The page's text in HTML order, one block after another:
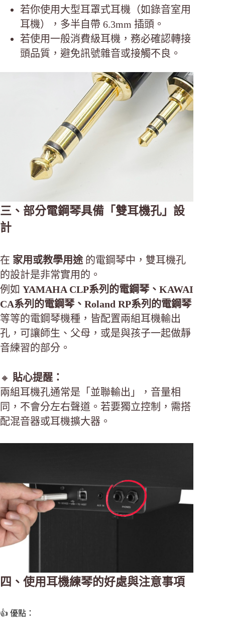
若你使用大型耳罩式耳機（如錄音室用
耳機），多半自帶 6.3mm 插頭。
若使用一般消費級耳機，務必確認轉接
頭品質，避免訊號雜音或接觸不良。
三、部分電鋼琴具備「雙耳機孔」設
計
在 家用或教學用途 的電鋼琴中，雙耳機孔
的設計是非常實用的。
例如 YAMAHA CLP系列的電鋼琴、KAWAI
CA系列的電鋼琴、Roland RP系列的電鋼琴
等等的電鋼琴機種，皆配置兩組耳機輸出
孔，可讓師生、父母，或是與孩子一起做靜
音練習的部分。
🔸 貼心提醒：
兩組耳機孔通常是「並聯輸出」，音量相
同，不會分左右聲道。若要獨立控制，需搭
配混音器或耳機擴大器。
四、使用耳機練琴的好處與注意事項
👍 優點：